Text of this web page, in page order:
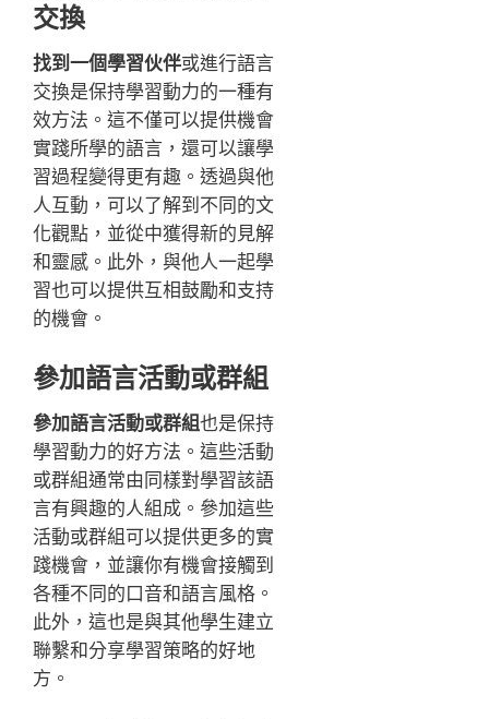
交換
找到一個學習伙伴或進行語言
交換是保持學習動力的一種有
效方法。這不僅可以提供機會
實踐所學的語言，還可以讓學
習過程變得更有趣。透過與他
人互動，可以了解到不同的文
化觀點，並從中獲得新的見解
和靈感。此外，與他人一起學
習也可以提供互相鼓勵和支持
的機會。
參加語言活動或群組
參加語言活動或群組也是保持
學習動力的好方法。這些活動
或群組通常由同樣對學習該語
言有興趣的人組成。參加這些
活動或群組可以提供更多的實
踐機會，並讓你有機會接觸到
各種不同的口音和語言風格。
此外，這也是與其他學生建立
聯繫和分享學習策略的好地
方。